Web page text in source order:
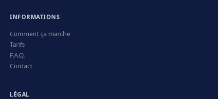
INFORMATIONS
Comment ça marche
Tarifs
F.A.Q.
Contact
LÉGAL